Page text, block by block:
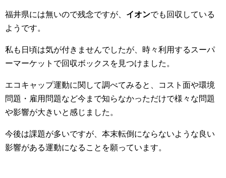
福井県には無いので残念ですが、 イオンでも回収している
ようです。
私も日頃は気が付きませんでしたが、時々利用するスーパ
ーマーケットで回収ボックスを見つけました。
エコキャップ運動に関して調べてみると、コスト面や環境
問題・雇用問題など今まで知らなかっただけで様々な問題
や影響が大きいと感じました。
今後は課題が多いですが、本末転倒にならないような良い
影響がある運動になることを願っています。